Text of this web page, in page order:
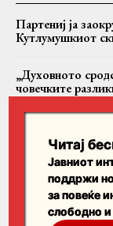
Партениј ја
Кутлумушкиот
„Духовното
човечките
Петка, во
Пребарајте
Читај
Јавниот
поддржи
за повеќе
слободно